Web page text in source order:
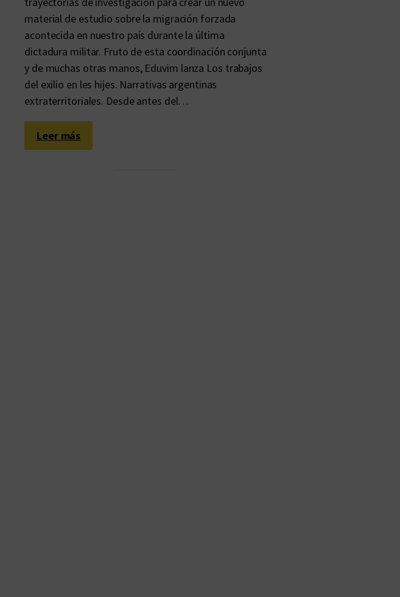
material de estudio sobre la migración forzada
acontecida en nuestro país durante la última
dictadura militar. Fruto de esta coordinación conjunta
y de muchas otras manos, Eduvim lanza Los trabajos
del exilio en les hijes. Narrativas argentinas
extraterritoriales. Desde antes del…
Leer más:
L